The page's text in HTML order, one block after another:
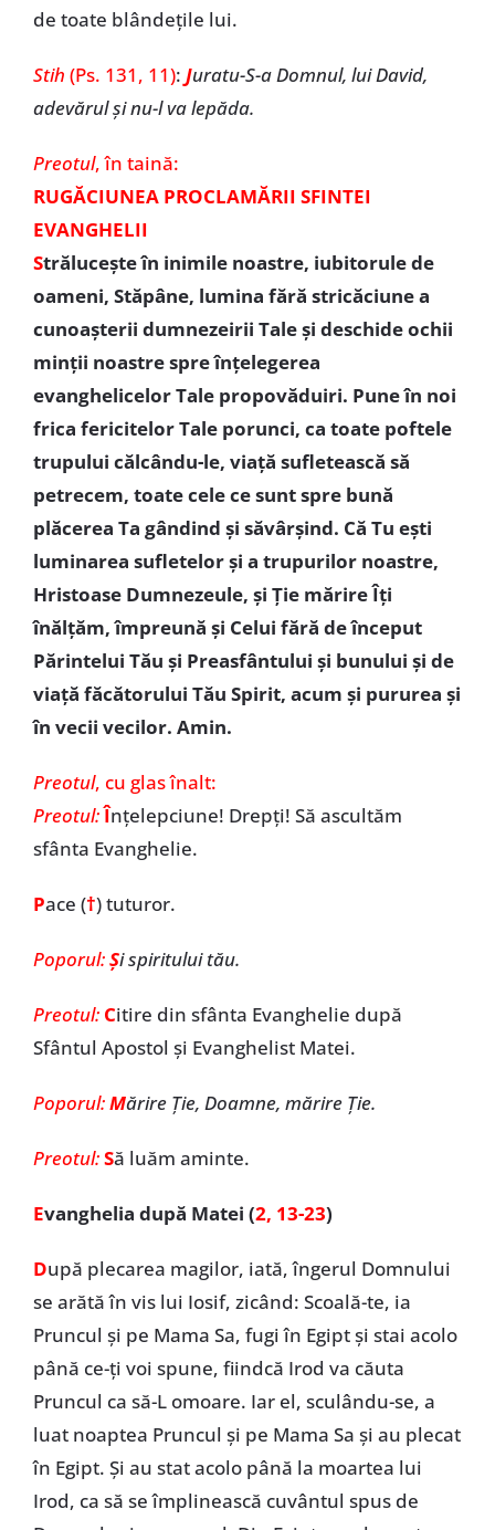
de toate blândețile lui.
Stih (Ps. 131, 11): Juratu-S-a Domnul, lui David,
adevărul și nu-l va lepăda.
Preotul, în taină:
RUGĂCIUNEA PROCLAMĂRII SFINTEI
EVANGHELII
Străluceşte în inimile noastre, iubitorule de
oameni, Stăpâne, lumina fără stricăciune a
cunoaşterii dumnezeirii Tale şi deschide ochii
minţii noastre spre înţelegerea
evanghelicelor Tale propovăduiri. Pune în noi
frica fericitelor Tale porunci, ca toate poftele
trupului călcându-le, viaţă sufletească să
petrecem, toate cele ce sunt spre bună
plăcerea Ta gândind şi săvârşind. Că Tu eşti
luminarea sufletelor şi a trupurilor noastre,
Hristoase Dumnezeule, şi Ţie mărire Îţi
înălţăm, împreună şi Celui fără de început
Părintelui Tău şi Preasfântului şi bunului şi de
viaţă făcătorului Tău Spirit, acum şi pururea şi
în vecii vecilor. Amin.
Preotul, cu glas înalt:
Preotul:Înţelepciune! Drepţi! Să ascultăm
sfânta Evanghelie.
Pace (†)tuturor.
Poporul:Şi spiritului tău.
Preotul: Citire din sfânta Evanghelie după
Sfântul Apostol și Evanghelist Matei.
Poporul:Mărire Ţie, Doamne, mărire Ţie.
Preotul:Să luăm aminte.
Evanghelia după Matei (2, 13-23)
După plecarea magilor, iată, îngerul Domnului
se arătă în vis lui Iosif, zicând: Scoală-te, ia
Pruncul și pe Mama Sa, fugi în Egipt și stai acolo
până ce-ți voi spune, fiindcă Irod va căuta
Pruncul ca să-L omoare. Iar el, sculându-se, a
luat noaptea Pruncul și pe Mama Sa și au plecat
în Egipt. Și au stat acolo până la moartea lui
Irod, ca să se împlinească cuvântul spus de